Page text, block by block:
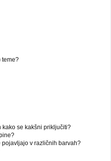
teme?
se kakšni priključiti?
v različnih barvah?